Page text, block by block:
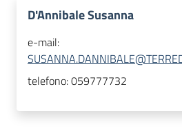
D'Annibale Susanna
e-mail:
telefono:059777732